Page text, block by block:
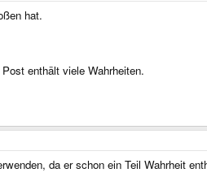
hat.
enthält viele Wahrheiten.
da er schon ein Teil Wahrheit